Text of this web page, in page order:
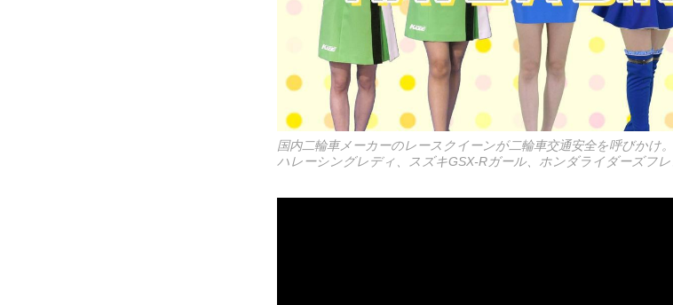
国内二輪車メーカーのレースクイーンが二輪車交通安全を呼びかけ
ハレーシングレディ、スズキGSX-Rガール、ホンダライダーズフレ